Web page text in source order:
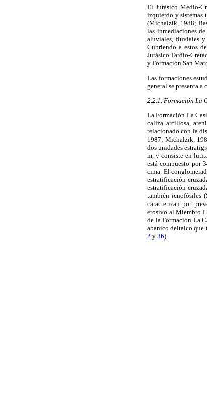
El Jurásico Medio-
izquierdo y sistemas
(Michalzik, 1988;
las inmediaciones
aluviales, fluviales y
Cubriendo a estos
Jurásico Tardío-
y Formación San
Las formaciones
general se presenta a
2.2.1. Formación La
La Formación La
caliza arcillosa,
relacionado con la
1987; Michalzik,
dos unidades
m, y consiste en
está compuesto por
cima. El
estratificación
estratificación
también icnofósiles
caracterizan por
erosivo al Miembro
de la Formación La
abanico deltaico
2 y 3b).